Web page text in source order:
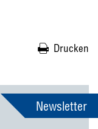
Drucken
Newsletter